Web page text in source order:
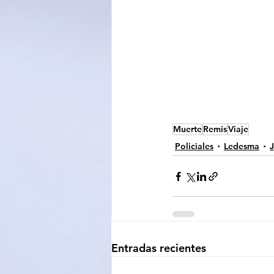
MuerteRemisViaje
Policiales
Ledesma
Entradas recientes